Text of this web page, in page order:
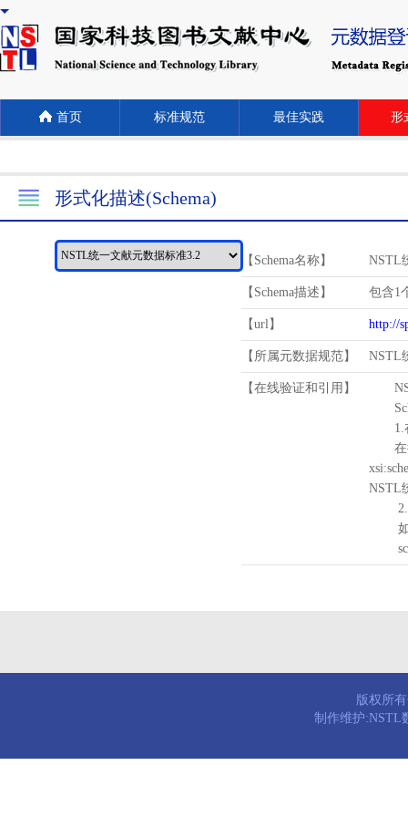
首页 标准规范 最佳实践 形
形式化描述(Schema)
【Schema名称】 NSTL
【Schema描述】 包含1
【url】 http://
【所属元数据规范】 NSTL
【在线验证和引用】
1.
在待
NSTL
2.
如需
版权所
制作维护:NSTL